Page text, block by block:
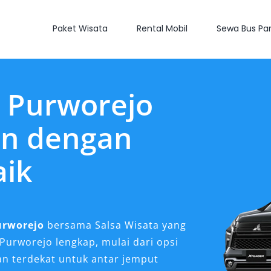
Paket Wisata Rental Mobil Sewa Bus
Purworejo
dengan
bersama Salsa Wisata yang
lengkap, mulai dari opsi
terdekat untuk antar jemput